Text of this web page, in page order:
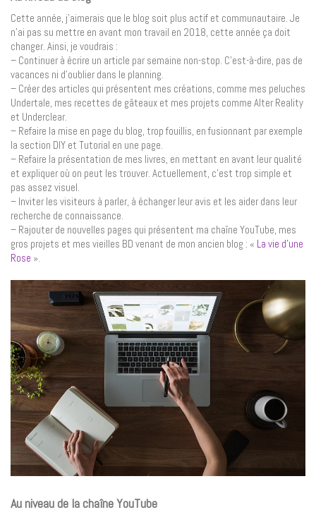
Cette année, j’aimerais que le blog soit plus actif et communautaire. Je
n’ai pas su mettre en avant mon travail en 2018, cette année ça doit
changer. Ainsi, je voudrais :
– Continuer à écrire un article par semaine non-stop. C’est-à-dire, pas de
vacances ni d’oublier dans le planning.
– Créer des articles qui présentent mes créations, comme mes peluches
Undertale, mes recettes de gâteaux et mes projets comme Alter Reality
et Underclear.
– Refaire la mise en page du blog, trop fouillis, en fusionnant par exemple
la section DIY et Tutorial en une page.
– Refaire la présentation de mes livres, en mettant en avant leur qualité
et expliquer où on peut les trouver. Actuellement, c’est trop simple et
pas assez visuel.
– Inviter les visiteurs à parler, à échanger leur avis et les aider dans leur
recherche de connaissance.
– Rajouter de nouvelles pages qui présentent ma chaîne YouTube, mes
gros projets et mes vieilles BD venant de mon ancien blog : « La vie d’une
Rose ».
Au niveau de la chaîne YouTube